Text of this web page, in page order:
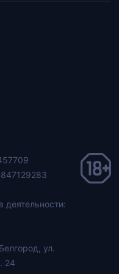
деятельности:
ул.
24